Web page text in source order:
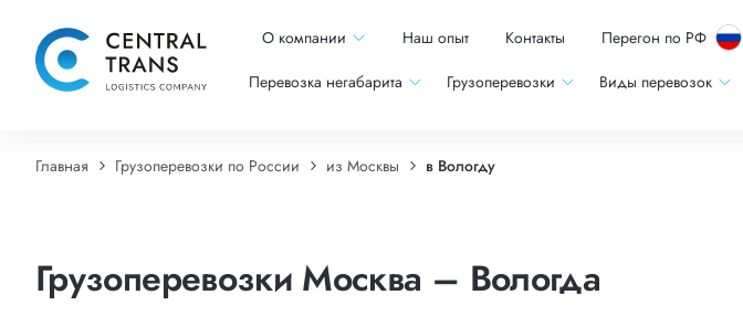
О компании Наш опыт Контакты Перегон по РФ
Перевозка негабарита Грузоперевозки Виды перевозок
Главная Грузоперевозки по России из Москвы в Вологду
Грузоперевозки Москва – Вологда